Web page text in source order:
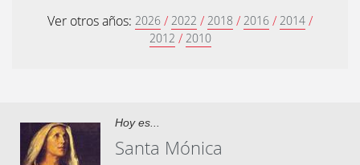
Ver otros años: 2026 / 2022 / 2018 / 2016 / 2014 /
2012 / 2010
Hoy es...
Santa Mónica